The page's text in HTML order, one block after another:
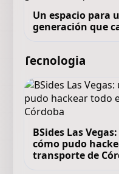
Un espacio para
generación que
Tecnologia
BSides Las
cómo pudo
transporte de